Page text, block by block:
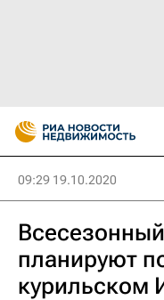
09:29 19.10.2020
планируют
курильском